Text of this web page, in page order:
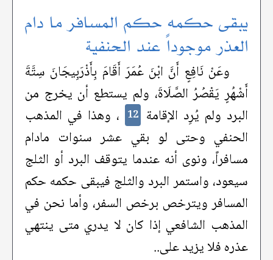
يبقى حكمه حكم المسافر ما دام
العذر موجوداً عند الحنفية
وعَنْ نَافِعٍ أَنَّ ابْنَ عُمَرَ أَقَامَ بِأَذْرَبِيجَانَ سِتَّةَ
أَشْهُرٍ يَقْصُرُ الصَّلَاةَ، ولم يستطع أن يخرج من
البرد ولم يُرِد الإقامة 12 ، وهذا في المذهب
الحنفي وحتى لو بقي عشر سنوات مادام
مسافراً، ونوى أنه عندما يتوقف البرد أو الثلج
سيعود، واستمر البرد والثلج فيبقى حكمه حكم
المسافر ويترخص برخص السفر، وأما نحن في
المذهب الشافعي إذا كان لا يدري متى ينتهي
عذره فلا يزيد على..